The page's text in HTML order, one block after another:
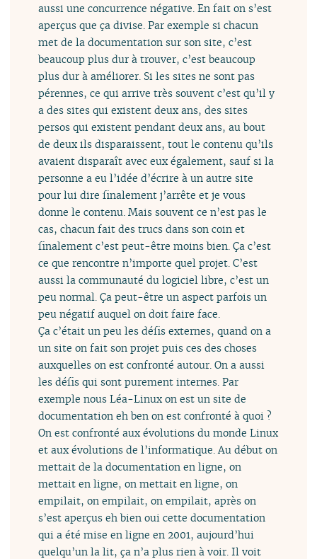
aussi une concurrence négative. En fait on s’est
aperçus que ça divise. Par exemple si chacun
met de la documentation sur son site, c’est
beaucoup plus dur à trouver, c’est beaucoup
plus dur à améliorer. Si les sites ne sont pas
pérennes, ce qui arrive très souvent c’est qu’il y
a des sites qui existent deux ans, des sites
persos qui existent pendant deux ans, au bout
de deux ils disparaissent, tout le contenu qu’ils
avaient disparaît avec eux également, sauf si la
personne a eu l’idée d’écrire à un autre site
pour lui dire finalement j’arrête et je vous
donne le contenu. Mais souvent ce n’est pas le
cas, chacun fait des trucs dans son coin et
finalement c’est peut-être moins bien. Ça c’est
ce que rencontre n’importe quel projet. C’est
aussi la communauté du logiciel libre, c’est un
peu normal. Ça peut-être un aspect parfois un
peu négatif auquel on doit faire face.
Ça c’était un peu les défis externes, quand on a
un site on fait son projet puis ces des choses
auxquelles on est confronté autour. On a aussi
les défis qui sont purement internes. Par
exemple nous Léa-Linux on est un site de
documentation eh ben on est confronté à quoi ?
On est confronté aux évolutions du monde Linux
et aux évolutions de l’informatique. Au début on
mettait de la documentation en ligne, on
mettait en ligne, on mettait en ligne, on
empilait, on empilait, on empilait, après on
s’est aperçus eh bien oui cette documentation
qui a été mise en ligne en 2001, aujourd’hui
quelqu’un la lit, ça n’a plus rien à voir. Il voit